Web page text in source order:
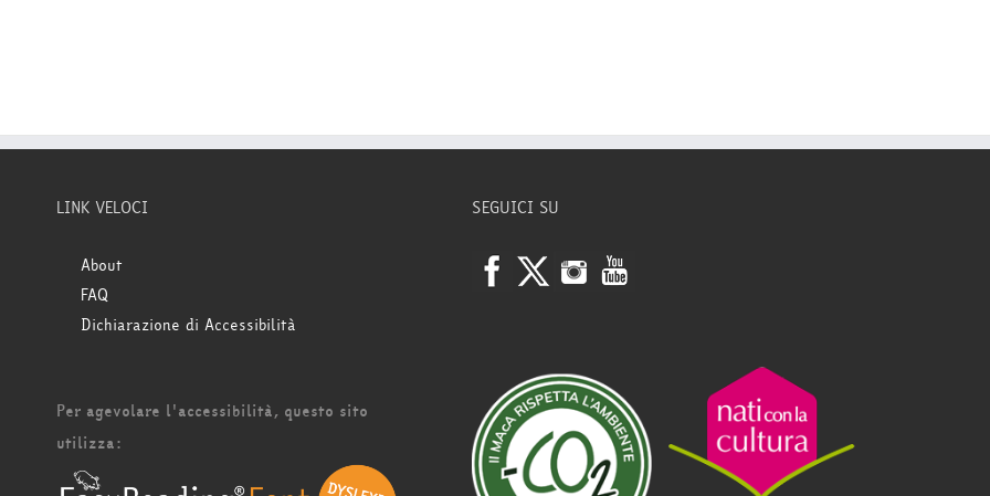
LINK VELOCI
About
FAQ
Dichiarazione di Accessibilità
Per agevolare l'accessibilità, questo sito
utilizza:
SEGUICI SU